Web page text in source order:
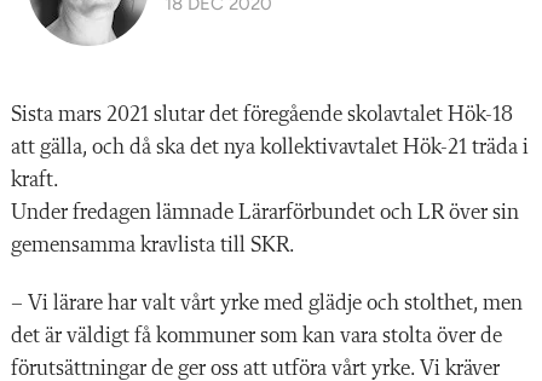
Sista mars 2021 slutar det föregående skolavtalet Hök-18
att gälla, och då ska det nya kollektivavtalet Hök-21 träda i
kraft.
Under fredagen lämnade Lärarförbundet och LR över sin
gemensamma kravlista till SKR.
– Vi lärare har valt vårt yrke med glädje och stolthet, men
det är väldigt få kommuner som kan vara stolta över de
förutsättningar de ger oss att utföra vårt yrke. Vi kräver